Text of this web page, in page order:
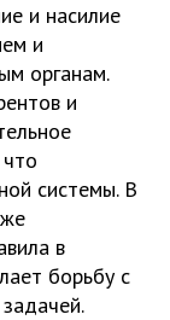
и насилие
и
органам.
и
системы. В
в
борьбу с